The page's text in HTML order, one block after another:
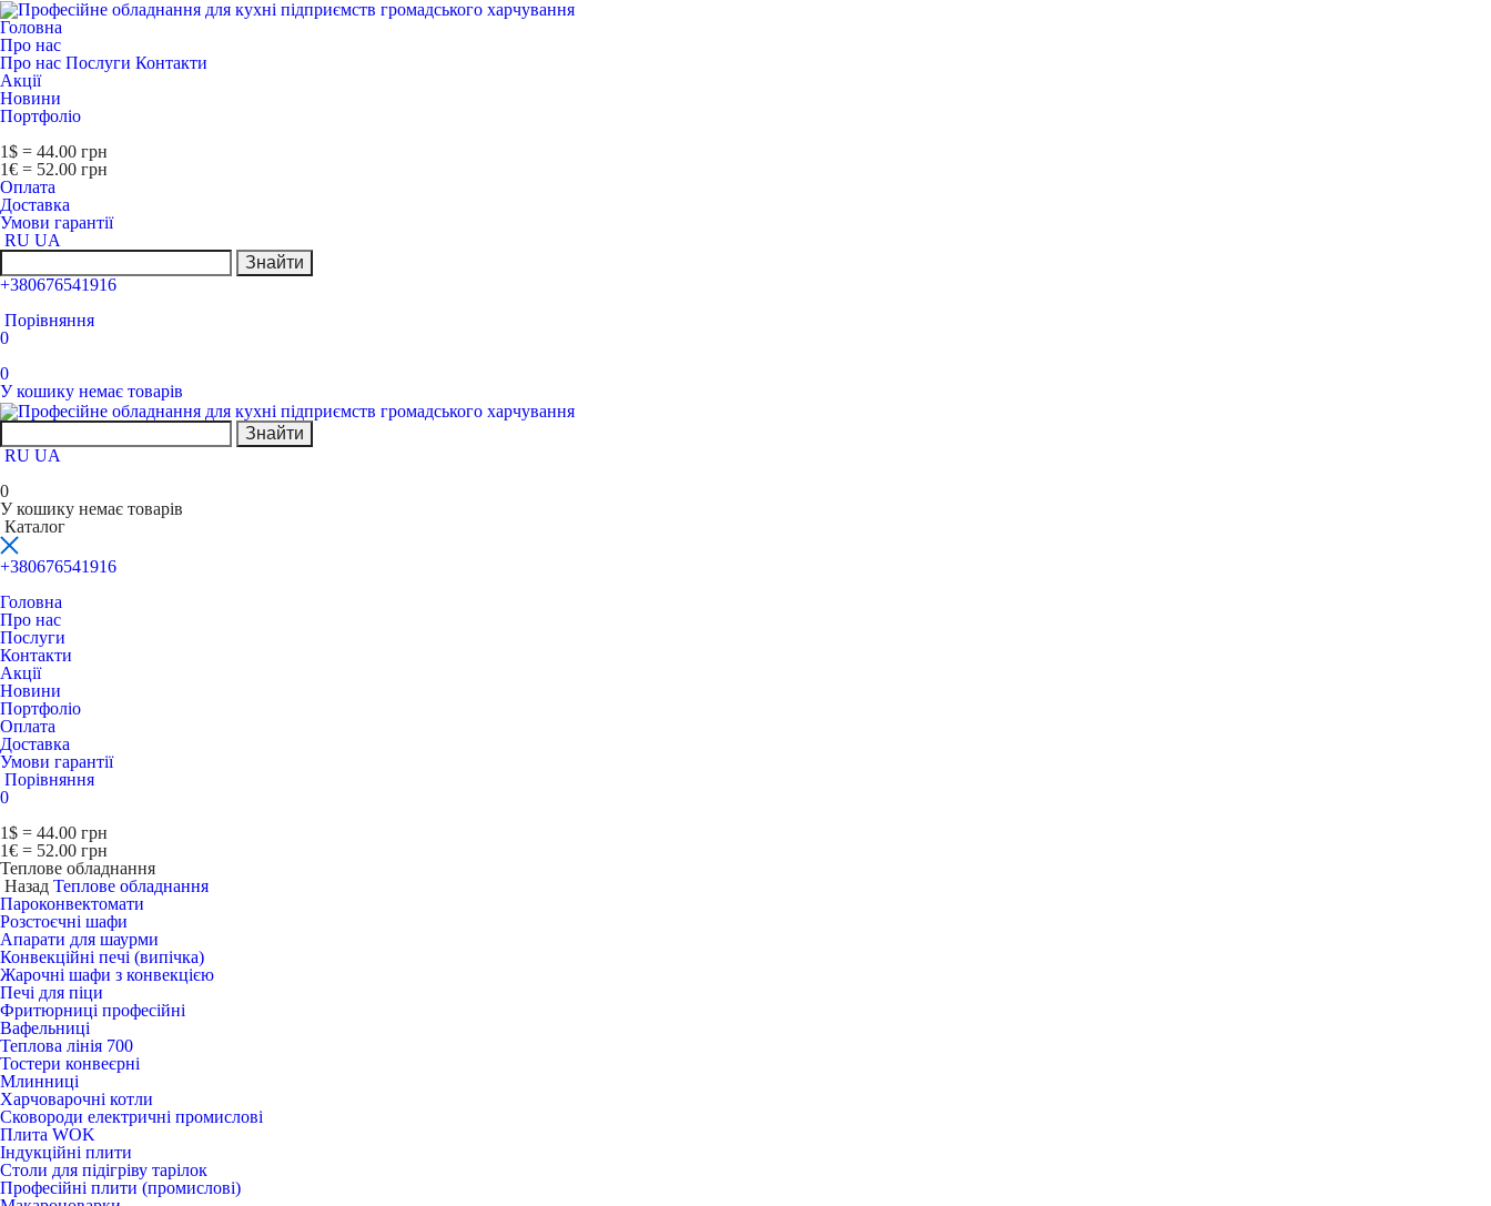
Головна
Про нас
Про нас Послуги Контакти
Акції
Новини
Портфоліо
1$ = 44.00 грн
1€ = 52.00 грн
Оплата
Доставка
Умови гарантії
RU UA
Знайти
+380676541916
Порівняння
0
0
У кошику немає товарів
Знайти
RU UA
0
У кошику немає товарів
Каталог
+380676541916
Головна
Про нас
Послуги
Контакти
Акції
Новини
Портфоліо
Оплата
Доставка
Умови гарантії
Порівняння
0
1$ = 44.00 грн
1€ = 52.00 грн
Теплове обладнання
Назад Теплове обладнання
Пароконвектомати
Розстоєчні шафи
Апарати для шаурми
Конвекційні печі (випічка)
Жарочні шафи з конвекцією
Печі для піци
Фритюрниці професійні
Вафельниці
Теплова лінія 700
Тостери конвеєрні
Млинниці
Харчоварочні котли
Сковороди електричні промислові
Плита WOK
Індукційні плити
Столи для підігріву тарілок
Професійні плити (промислові)